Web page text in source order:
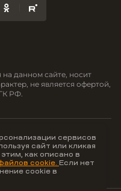
данном сайте, носит
не является офертой,
РФ.
сервисов
сайт или кликая
как описано в
cookie. Если нет
cookie в